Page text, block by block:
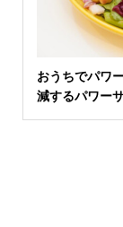
おうちでパワ
減するパワー